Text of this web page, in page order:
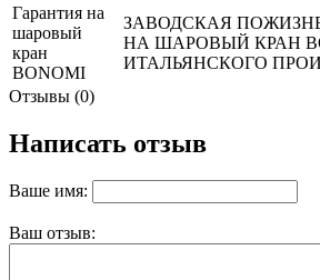
Гарантия на
шаровый
кран
BONOMI
ЗАВОДСКАЯ
НА ШАРОВЫЙ КРАН
ИТАЛЬЯНСКОГО
Отзывы (0)
Написать отзыв
Ваше имя:
Ваш отзыв: